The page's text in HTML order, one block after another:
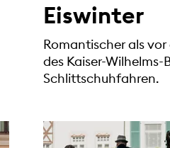
Eiswinter
Romantischer als
des Kaiser-
Schlittschuhfahren.